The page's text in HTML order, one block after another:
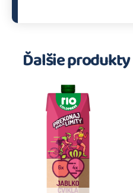
Ďalšie